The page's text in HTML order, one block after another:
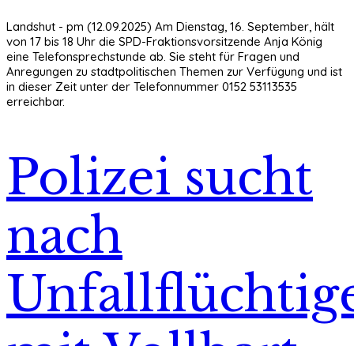
Landshut - pm (12.09.2025) Am Dienstag, 16. September, hält
von 17 bis 18 Uhr die SPD-Fraktionsvorsitzende Anja König
eine Telefonsprechstunde ab. Sie steht für Fragen und
Anregungen zu stadtpolitischen Themen zur Verfügung und ist
in dieser Zeit unter der Telefonnummer 0152 53113535
erreichbar.
Polizei sucht
nach